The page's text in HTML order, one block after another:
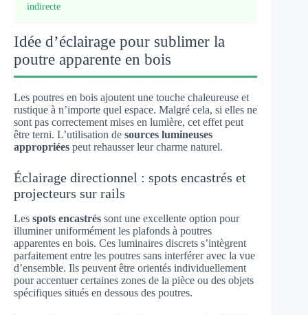
indirecte
Idée d’éclairage pour sublimer la
poutre apparente en bois
Les poutres en bois ajoutent une touche chaleureuse et
rustique à n’importe quel espace. Malgré cela, si elles ne
sont pas correctement mises en lumière, cet effet peut
être terni. L’utilisation de sources lumineuses
appropriées peut rehausser leur charme naturel.
Éclairage directionnel : spots encastrés et
projecteurs sur rails
Les spots encastrés sont une excellente option pour
illuminer uniformément les plafonds à poutres
apparentes en bois. Ces luminaires discrets s’intègrent
parfaitement entre les poutres sans interférer avec la vue
d’ensemble. Ils peuvent être orientés individuellement
pour accentuer certaines zones de la pièce ou des objets
spécifiques situés en dessous des poutres.